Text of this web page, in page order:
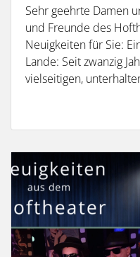
Sehr geehrte Damen
und Freunde des
Neuigkeiten für Sie:
Lande: Seit zwanzig
vielseitigen,